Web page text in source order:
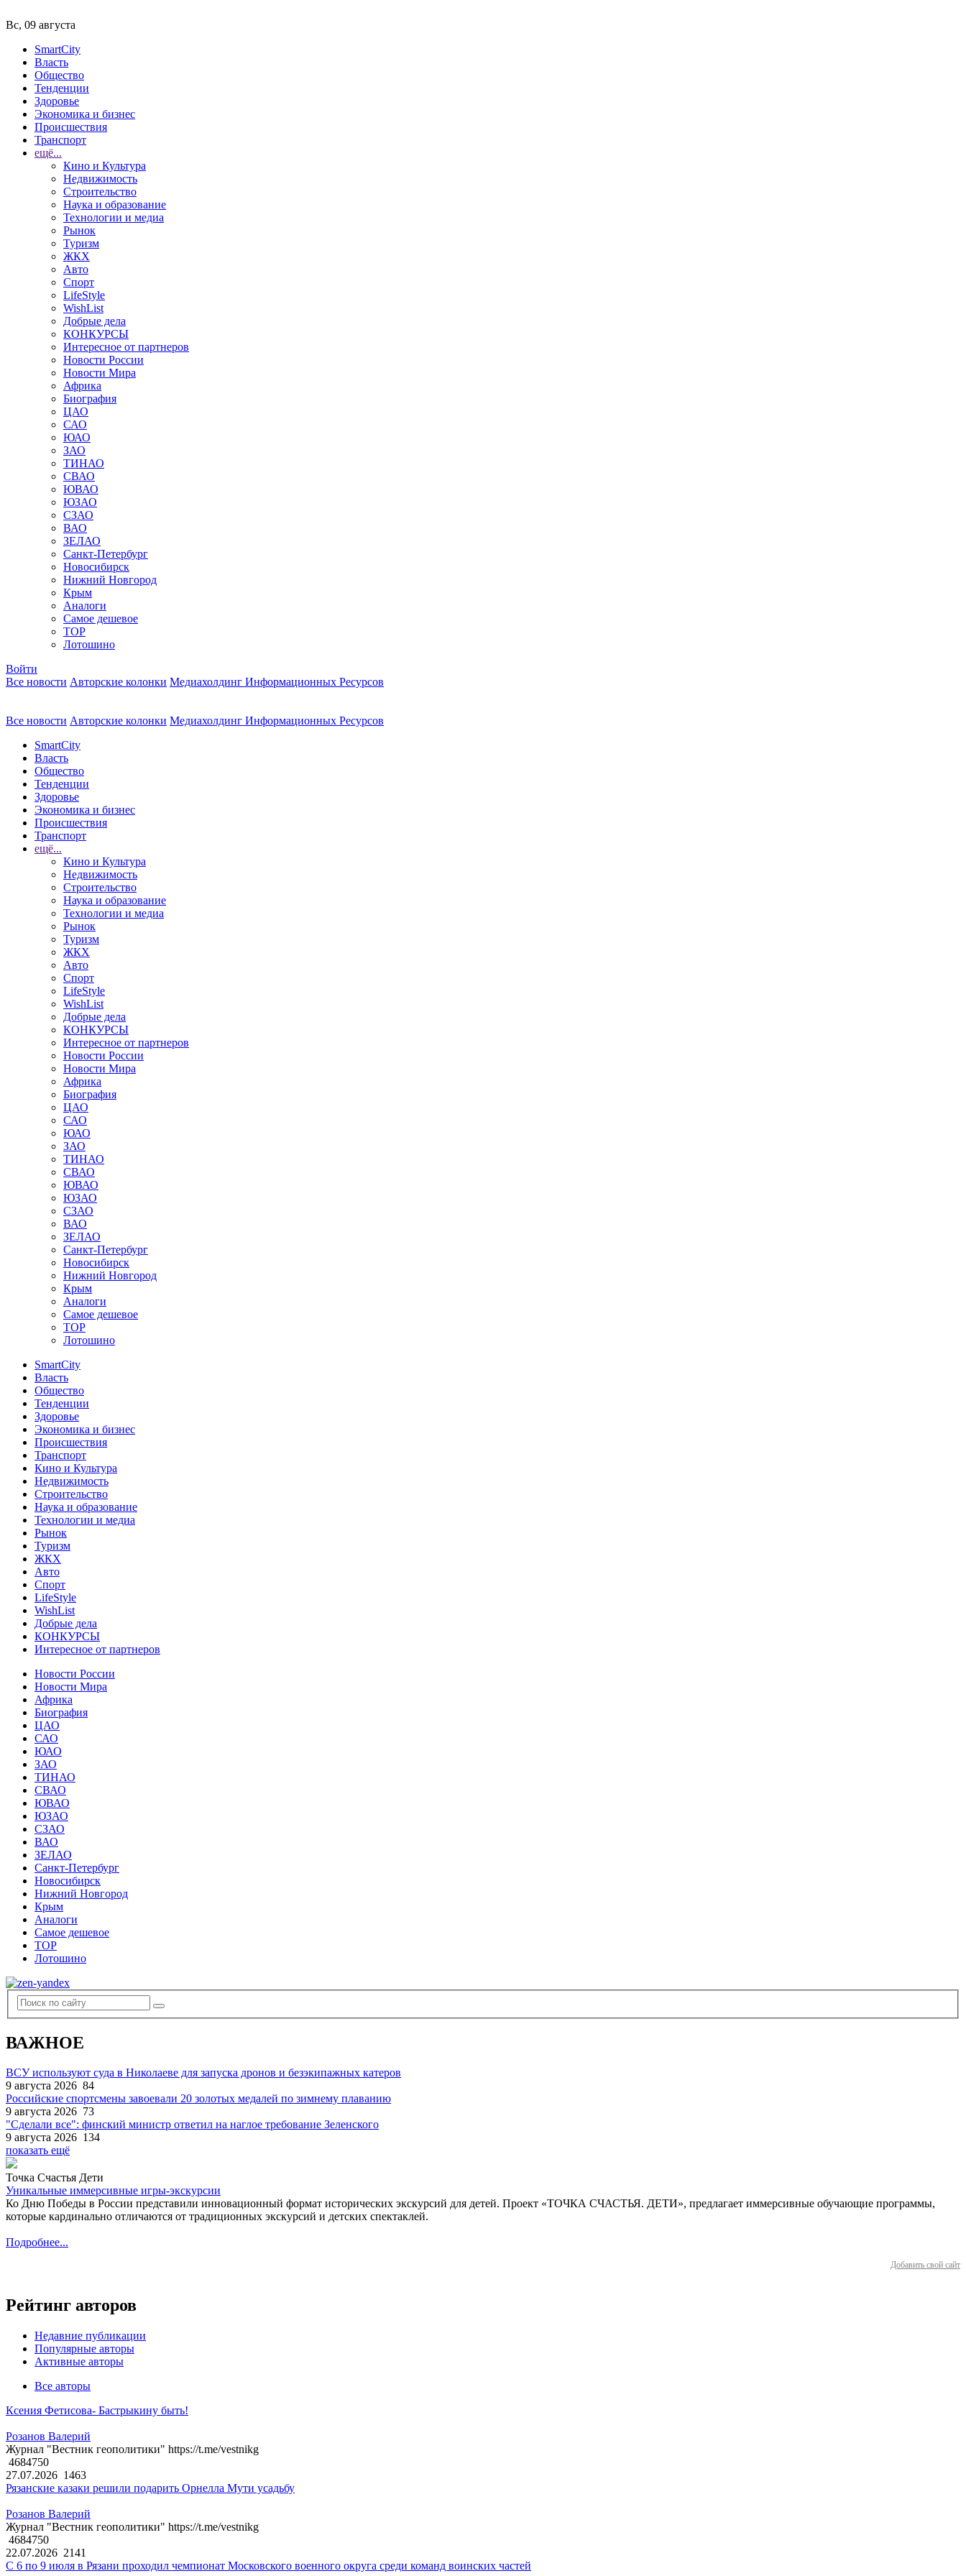
Вс, 09 августа
SmartCity
Власть
Общество
Тенденции
Здоровье
Экономика и бизнес
Происшествия
Транспорт
ещё...
Кино и Культура
Недвижимость
Строительство
Наука и образование
Технологии и медиа
Рынок
Туризм
ЖКХ
Авто
Спорт
LifeStyle
WishList
Добрые дела
КОНКУРСЫ
Интересное от партнеров
Новости России
Новости Мира
Африка
Биография
ЦАО
САО
ЮАО
ЗАО
ТИНАО
СВАО
ЮВАО
ЮЗАО
СЗАО
ВАО
ЗЕЛАО
Санкт-Петербург
Новосибирск
Нижний Новгород
Крым
Аналоги
Самое дешевое
TOP
Лотошино
Войти
Все новости Авторские колонки Медиахолдинг Информационных Ресурсов
Все новости Авторские колонки Медиахолдинг Информационных Ресурсов
SmartCity
Власть
Общество
Тенденции
Здоровье
Экономика и бизнес
Происшествия
Транспорт
ещё...
Кино и Культура
Недвижимость
Строительство
Наука и образование
Технологии и медиа
Рынок
Туризм
ЖКХ
Авто
Спорт
LifeStyle
WishList
Добрые дела
КОНКУРСЫ
Интересное от партнеров
Новости России
Новости Мира
Африка
Биография
ЦАО
САО
ЮАО
ЗАО
ТИНАО
СВАО
ЮВАО
ЮЗАО
СЗАО
ВАО
ЗЕЛАО
Санкт-Петербург
Новосибирск
Нижний Новгород
Крым
Аналоги
Самое дешевое
TOP
Лотошино
SmartCity
Власть
Общество
Тенденции
Здоровье
Экономика и бизнес
Происшествия
Транспорт
Кино и Культура
Недвижимость
Строительство
Наука и образование
Технологии и медиа
Рынок
Туризм
ЖКХ
Авто
Спорт
LifeStyle
WishList
Добрые дела
КОНКУРСЫ
Интересное от партнеров
Новости России
Новости Мира
Африка
Биография
ЦАО
САО
ЮАО
ЗАО
ТИНАО
СВАО
ЮВАО
ЮЗАО
СЗАО
ВАО
ЗЕЛАО
Санкт-Петербург
Новосибирск
Нижний Новгород
Крым
Аналоги
Самое дешевое
TOP
Лотошино
ВАЖНОЕ
ВСУ используют суда в Николаеве для запуска дронов и безэкипажных катеров
9 августа 2026 84
Российские спортсмены завоевали 20 золотых медалей по зимнему плаванию
9 августа 2026 73
"Сделали все": финский министр ответил на наглое требование Зеленского
9 августа 2026 134
показать ещё
Точка Счастья Дети
Уникальные иммерсивные игры-экскурсии
Ко Дню Победы в России представили инновационный формат исторических экскурсий для детей. Проект «ТОЧКА СЧАСТЬЯ. ДЕТИ», предлагает иммерсивные обучающие программы,
которые кардинально отличаются от традиционных экскурсий и детских спектаклей.
Подробнее...
Добавить свой сайт
Рейтинг авторов
Недавние публикации
Популярные авторы
Активные авторы
Все авторы
Ксения Фетисова- Бастрыкину быть!
Розанов Валерий
Журнал "Вестник геополитики" https://t.me/vestnikg
4684750
27.07.2026 1463
Рязанские казаки решили подарить Орнелла Мути усадьбу
Розанов Валерий
Журнал "Вестник геополитики" https://t.me/vestnikg
4684750
22.07.2026 2141
С 6 по 9 июля в Рязани проходил чемпионат Московского военного округа среди команд воинских частей